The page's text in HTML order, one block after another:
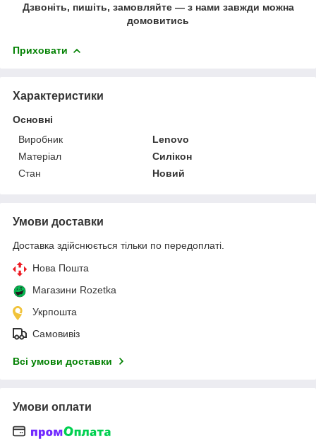
Дзвоніть, пишіть, замовляйте ― з нами завжди можна
домовитись
Приховати
Характеристики
Основні
Виробник
Lenovo
Матеріал
Силікон
Стан
Новий
Умови доставки
Доставка здійснюється тільки по передоплаті.
Нова Пошта
Магазини Rozetka
Укрпошта
Самовивіз
Всі умови доставки
Умови оплати